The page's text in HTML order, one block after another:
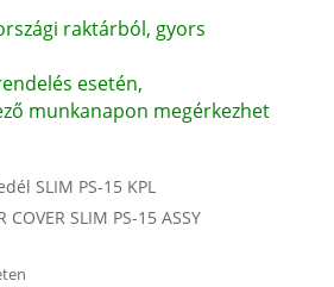
raktárból, gyors
esetén,
munkanapon megérkezhet
SLIM PS-15 KPL
COVER SLIM PS-15 ASSY